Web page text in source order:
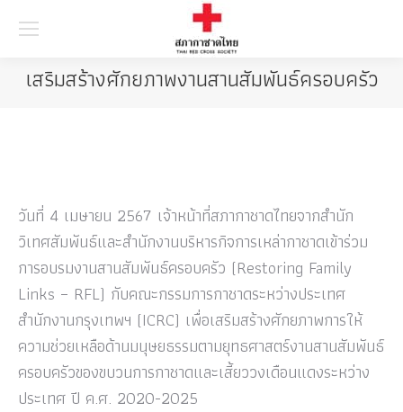
เสริมสร้างศักยภาพงานสานสัมพันธ์ครอบครัว
วันที่ 4 เมษายน 2567 เจ้าหน้าที่สภากาชาดไทยจากสำนัก
วิเทศสัมพันธ์และสำนักงานบริหารกิจการเหล่ากาชาดเข้าร่วม
การอบรมงานสานสัมพันธ์ครอบครัว (Restoring Family
Links – RFL) กับคณะกรรมการกาชาดระหว่างประเทศ
สำนักงานกรุงเทพฯ (ICRC) เพื่อเสริมสร้างศักยภาพการให้
ความช่วยเหลือด้านมนุษยธรรมตามยุทธศาสตร์งานสานสัมพันธ์
ครอบครัวของขบวนการกาชาดและเสี้ยววงเดือนแดงระหว่าง
ประเทศ ปี ค.ศ. 2020-2025